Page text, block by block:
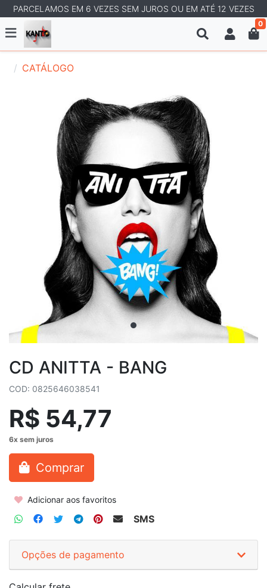
PARCELAMOS EM 6 VEZES SEM JUROS OU EM ATÉ 12 VEZES
0
CATÁLOGO
CD ANITTA - BANG
COD: 0825646038541
R$ 54,77
Comprar
Adicionar aos favoritos
SMS
Opções de pagamento